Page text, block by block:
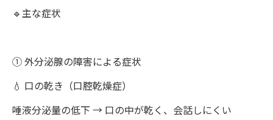
🔹主な症状
① 外分泌腺の障害による症状
💧 口の乾き（口腔乾燥症）
唾液分泌量の低下 → 口の中が乾く、会話しにくい